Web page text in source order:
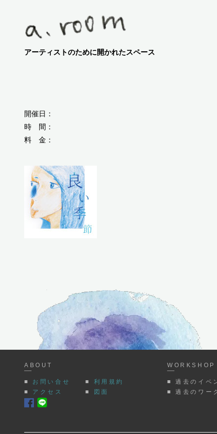
アーティストのために開かれたスペース
開催日：
時 間：
料 金：
ABOUT
■ お問い合せ ■ 利用規約
■ アクセス ■ 図面
■ 過去のイベ
■ 過去のワー